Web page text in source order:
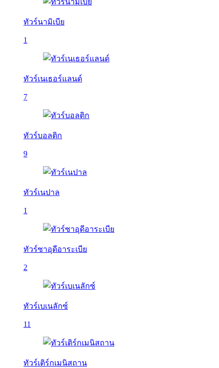
ทัวร์นามิเบีย
1
ทัวร์เนเธอร์แลนด์
7
ทัวร์บอลติก
9
ทัวร์เนปาล
1
ทัวร์ซาอุดีอาระเบีย
2
ทัวร์เบเนลักซ์
11
ทัวร์เติร์กเมนิสถาน